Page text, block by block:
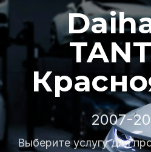
2007-
Выберите услугу для